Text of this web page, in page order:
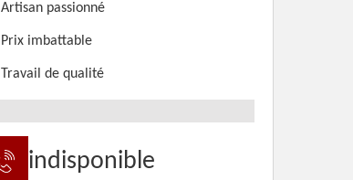
Artisan passionné
Prix imbattable
Travail de qualité
indisponible